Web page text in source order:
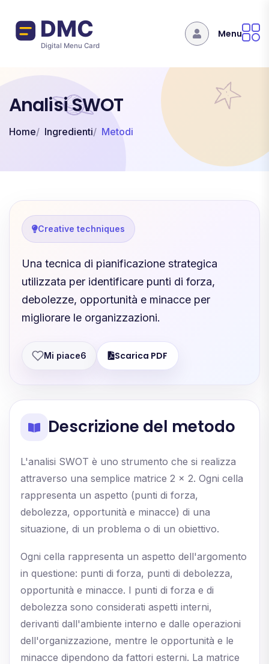
Menu
Analisi SWOT
Home Ingredienti Metodi
Creative techniques
Una tecnica di pianificazione strategica
utilizzata per identificare punti di forza,
debolezze, opportunità e minacce per
migliorare le organizzazioni.
Mi piace6 Scarica PDF
Descrizione del metodo
L'analisi SWOT è uno strumento che si realizza
attraverso una semplice matrice 2 × 2. Ogni cella
rappresenta un aspetto (punti di forza,
debolezza, opportunità e minacce) di una
situazione, di un problema o di un obiettivo.
Ogni cella rappresenta un aspetto dell'argomento
in questione: punti di forza, punti di debolezza,
opportunità e minacce. I punti di forza e di
debolezza sono considerati aspetti interni,
derivanti dall'ambiente interno e dalle operazioni
dell'organizzazione, mentre le opportunità e le
minacce dipendono da fattori esterni. La matrice